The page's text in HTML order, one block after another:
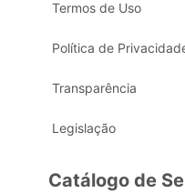
Termos de Uso
Política de
Transparência
Legislação
Catálogo de